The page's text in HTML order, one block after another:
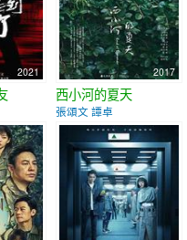
2021 2017
西小河的夏天
張頌文 譚卓